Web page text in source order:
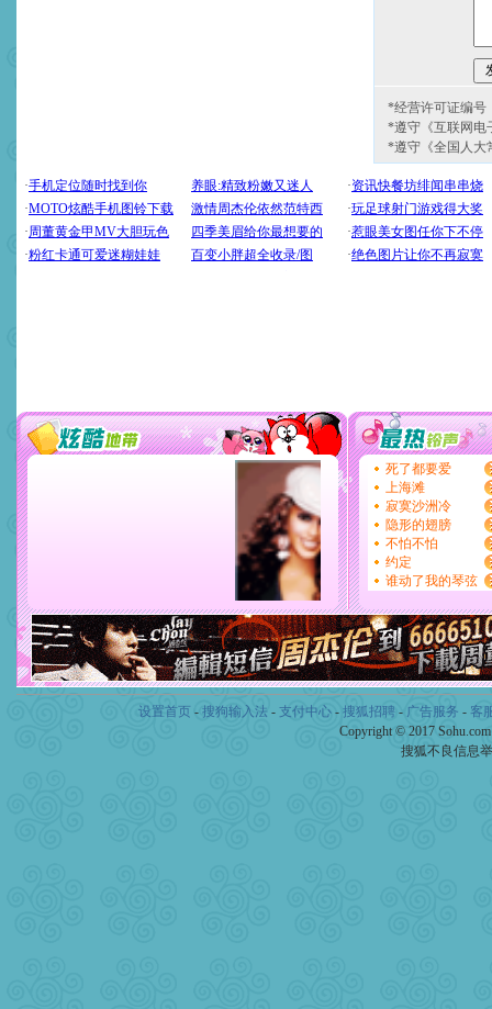
*经营许可证编号
*遵守《互联网电
*遵守《全国人大
设置首页 - 搜狗输入法 - 支付中心- 搜狐招聘- 广告服务 - 客
Copyright © 2017
搜狐不良信息